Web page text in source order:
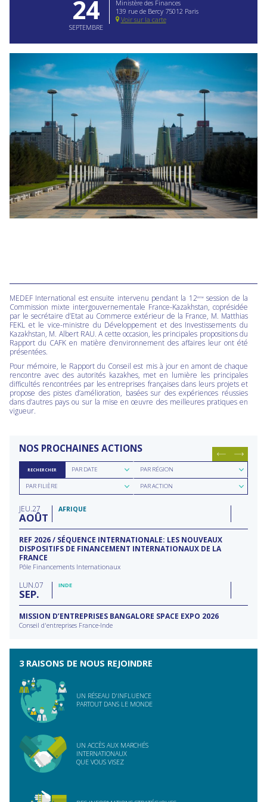
24
SEPTEMBRE
Ministère des Finances
139 rue de Bercy 75012 Paris
Voir sur la carte
MEDEF International est ensuite intervenu pendant la 12èmesession de la
Commission mixte intergouvernementale France-Kazakhstan, coprésidée
par le secrétaire d’Etat au Commerce extérieur de la France, M. Matthias
FEKL et le vice-ministre du Développement et des Investissements du
Kazakhstan, M. Albert RAU. A cette occasion, les principales propositions du
Rapport du CAFK en matière d’environnement des affaires leur ont été
présentées.
Pour mémoire, le Rapport du Conseil est mis à jour en amont de chaque
rencontre avec des autorités kazakhes, met en lumière les principales
difficultés rencontrées par les entreprises françaises dans leurs projets et
propose des pistes d’amélioration, basées sur des expériences réussies
dans d’autres pays ou sur la mise en œuvre des meilleures pratiques en
vigueur.
NOS PROCHAINES ACTIONS
RECHERCHER
Rechercher
parPAR DATE
Rechercher
par
région
PAR RÉGION
Rechercher
parPAR FILIÈRE
Rechercher
parPAR ACTION
JEU 27
AOÛT
AFRIQUE
REF 2026 / SÉQUENCE INTERNATIONALE: LES NOUVEAUX
DISPOSITIFS DE FINANCEMENT INTERNATIONAUX DE LA
FRANCE
Pôle Financements Internationaux
LUN 07
SEP
INDE
MISSION D’ENTREPRISES BANGALORE SPACE EXPO 2026
Conseil d'entreprises France-Inde
3 RAISONS DE NOUS REJOINDRE
UN RÉSEAU D'INFLUENCE
PARTOUT DANS LE MONDE
UN ACCÈS AUX MARCHÉS
INTERNATIONAUX
QUE VOUS VISEZ